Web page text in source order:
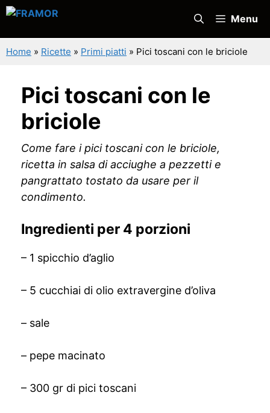
Vai
contenuto
Menu
Home » Ricette » Primi piatti » Pici toscani con le briciole
Pici toscani con le
briciole
Come fare i pici toscani con le briciole,
ricetta in salsa di acciughe a pezzetti e
pangrattato tostato da usare per il
condimento.
Ingredienti per 4 porzioni
– 1 spicchio d’aglio
– 5 cucchiai di olio extravergine d’oliva
– sale
– pepe macinato
– 300 gr di pici toscani